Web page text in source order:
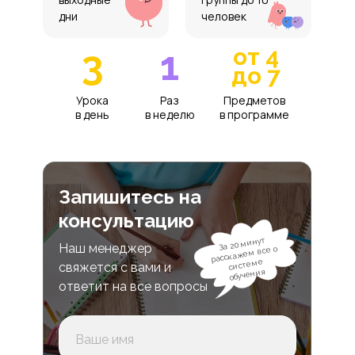
3
Урока
в день
1
Раз
в неделю
от 4
до 7
Предметов
в программе
дни
человек
Запишитесь на
консультацию
Наш менеджер
свяжется с вами и
ответит на все вопросы
За 20 минут
расскажем все о
системе
обучения